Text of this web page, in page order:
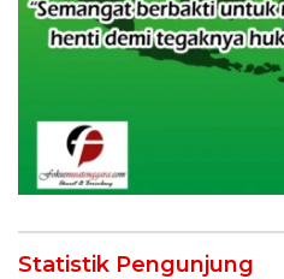
Statistik Pengunjung